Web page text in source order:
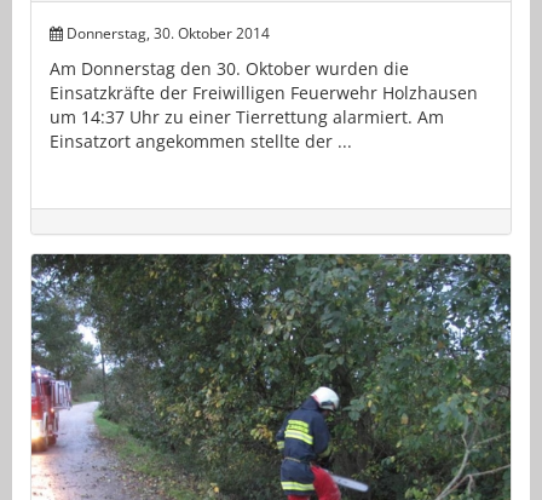
Donnerstag, 30. Oktober 2014
Am Donnerstag den 30. Oktober wurden die
Einsatzkräfte der Freiwilligen Feuerwehr Holzhausen
um 14:37 Uhr zu einer Tierrettung alarmiert. Am
Einsatzort angekommen stellte der ...